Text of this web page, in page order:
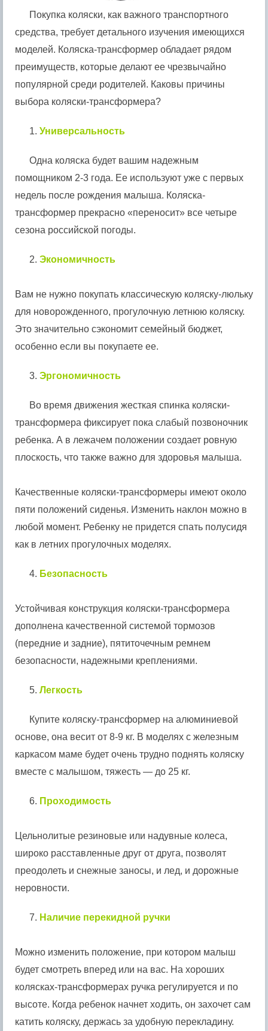
Покупка коляски, как важного транспортного
средства, требует детального изучения имеющихся
моделей. Коляска-трансформер обладает рядом
преимуществ, которые делают ее чрезвычайно
популярной среди родителей. Каковы причины
выбора коляски-трансформера?
1. Универсальность
Одна коляска будет вашим надежным
помощником 2-3 года. Ее используют уже с первых
недель после рождения малыша. Коляска-
трансформер прекрасно «переносит» все четыре
сезона российской погоды.
2. Экономичность
Вам не нужно покупать классическую коляску-люльку
для новорожденного, прогулочную летнюю коляску.
Это значительно сэкономит семейный бюджет,
особенно если вы покупаете ее.
3. Эргономичность
Во время движения жесткая спинка коляски-
трансформера фиксирует пока слабый позвоночник
ребенка. А в лежачем положении создает ровную
плоскость, что также важно для здоровья малыша.
Качественные коляски-трансформеры имеют около
пяти положений сиденья. Изменить наклон можно в
любой момент. Ребенку не придется спать полусидя
как в летних прогулочных моделях.
4. Безопасность
Устойчивая конструкция коляски-трансформера
дополнена качественной системой тормозов
(передние и задние), пятиточечным ремнем
безопасности, надежными креплениями.
5. Легкость
Купите коляску-трансформер на алюминиевой
основе, она весит от 8-9 кг. В моделях с железным
каркасом маме будет очень трудно поднять коляску
вместе с малышом, тяжесть — до 25 кг.
6. Проходимость
Цельнолитые резиновые или надувные колеса,
широко расставленные друг от друга, позволят
преодолеть и снежные заносы, и лед, и дорожные
неровности.
7. Наличие перекидной ручки
Можно изменить положение, при котором малыш
будет смотреть вперед или на вас. На хороших
колясках-трансформерах ручка регулируется и по
высоте. Когда ребенок начнет ходить, он захочет сам
катить коляску, держась за удобную перекладину.